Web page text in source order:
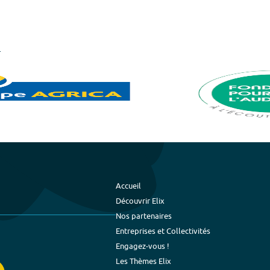
Accueil
Découvrir Elix
Nos partenaires
Entreprises et Collectivités
Engagez-vous !
Les Thèmes Elix